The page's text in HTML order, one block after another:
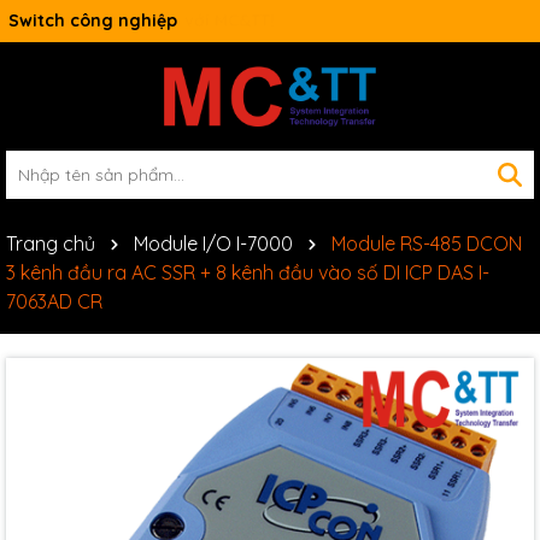
Switch công nghiệp
Trang chủ Module I/O I-7000
Module RS-485 DCON
3 kênh đầu ra AC SSR + 8 kênh đầu vào số DI ICP DAS I-
7063AD CR